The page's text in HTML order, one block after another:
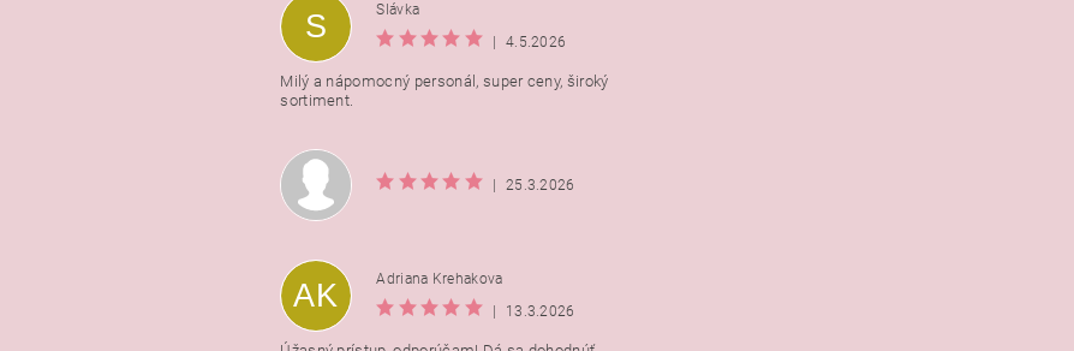
S
Slávka
4.5.2026
Milý a nápomocný personál, super ceny, široký
sortiment.
25.3.2026
AK
Adriana Krehakova
13.3.2026